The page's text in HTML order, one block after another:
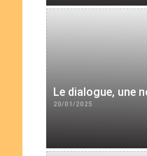
Le dialogue, une
20/01/2025